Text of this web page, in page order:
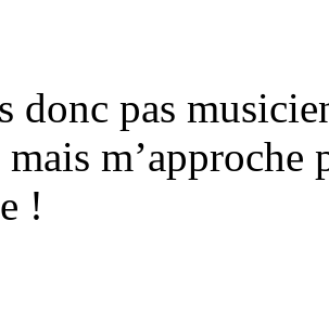
donc pas
m’approche
!